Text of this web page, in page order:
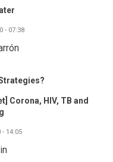
- 07:38
Corona, HIV, TB and
14:05